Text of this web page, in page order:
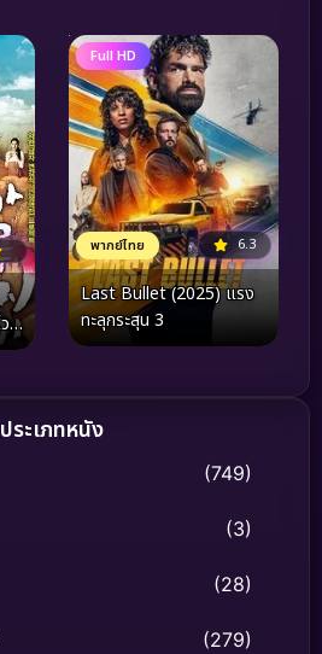
Full HD
พากย์ไทย 6.3
Last Bullet (2025) แรง
ทะลุกระสุน 3
ประเภทหนัง
(749)
(3)
(28)
(279)